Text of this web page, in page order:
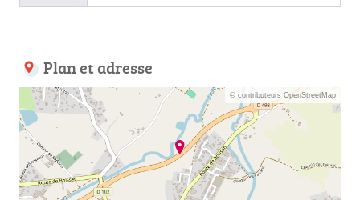
Plan et adresse
© contributeurs OpenStreetMap